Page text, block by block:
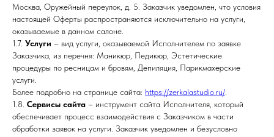
Москва, Оружейный переулок, д. 5. Заказчик уведомлен, что условия
настоящей Оферты распространяются исключительно на услуги,
оказываемые в данном салоне.
1.7. Услуги – вид услуги, оказываемой Исполнителем по заявке
Заказчика, из перечня: Маникюр, Педикюр, Эстетические
процедуры по ресницам и бровям, Депиляция, Парикмахерские
услуги.
Более подробно на странице сайта: https://zerkalastudio.ru/
1.8. Сервисы сайта – инструмент сайта Исполнителя, который
обеспечивает процесс взаимодействия с Заказчиком в части
обработки заявок на услуги. Заказчик уведомлен и безусловно